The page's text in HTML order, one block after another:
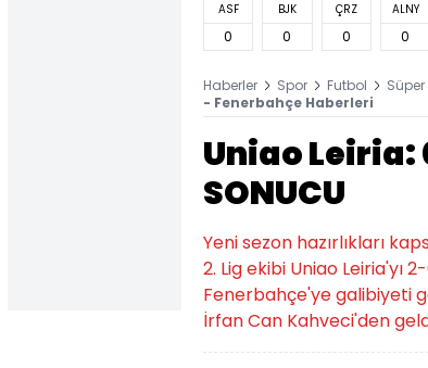
ASF
0
BJK
0
ÇRZ
0
ALNY
0
Haberler Spor Futbol Süper
- Fenerbahçe Haberleri
Uniao Leiria:
SONUCU
Yeni sezon hazırlıkları
2. Lig ekibi Uniao Leiria'yı
Fenerbahçe'ye galibiyeti
İrfan Can Kahveci'den